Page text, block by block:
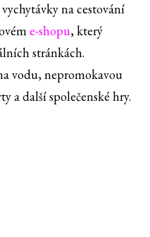
na cestování
e-shopu, který
stránkách.
vodu, nepromokavou
a další společenské hry.